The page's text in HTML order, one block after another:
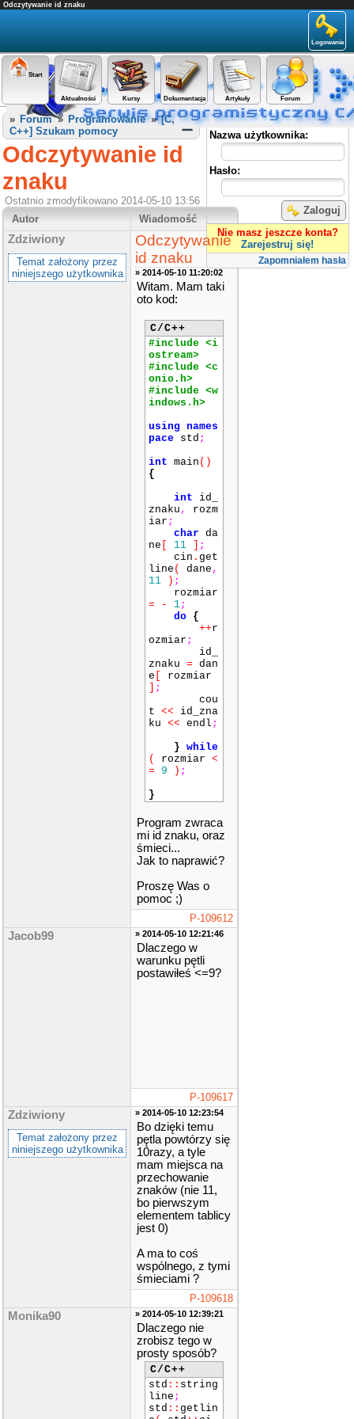
Odczytywanie id znaku
Logowanie
Start
Aktualności Kursy Dokumentacja Artykuły Forum
Panel użytkownika
Nazwa użytkownika:
Hasło:
Zaloguj
Nie masz jeszcze konta?
Zarejestruj się!
Zapomniałem hasła
» Forum» Programowanie»[C,
C++] Szukam pomocy
Odczytywanie id
znaku
Ostatnio zmodyfikowano 2014-05-10 13:56
Autor
Wiadomość
Zdziwiony
Temat założony przez
niniejszego użytkownika
Odczytywanie
id znaku
» 2014-05-10 11:20:02
Witam. Mam taki
oto kod:
C/C++
#include <i
ostream>
#include <c
onio.h>
#include <w
indows.h>
using names
pace std ;
int main ()
{
int id_
znaku ,
rozm
iar ;
char da
ne
11
;
cin . get
line ( dane ,
11
) ;
rozmiar
=
- 1;
do {
++r
ozmiar ;
id_
znaku = dan
e
rozmiar
;
cou
t << id_zna
ku << endl ;
} while
(
rozmiar <
=
9 ) ;
}
Program zwraca
mi id znaku, oraz
śmieci...
Jak to naprawić?
Proszę Was o
pomoc ;)
P-109612
Jacob99 » 2014-05-10 12:21:46
Dlaczego w
warunku pętli
postawiłeś <=9?
P-109617
Zdziwiony
Temat założony przez
niniejszego użytkownika
» 2014-05-10 12:23:54
Bo dzięki temu
pętla powtórzy się
10razy, a tyle
mam miejsca na
przechowanie
znaków (nie 11,
bo pierwszym
elementem tablicy
jest 0)
A ma to coś
wspólnego, z tymi
śmieciami ?
P-109618
Monika90 » 2014-05-10 12:39:21
Dlaczego nie
zrobisz tego w
prosty sposób?
C/C++
std :: string
line ;
std :: getlin